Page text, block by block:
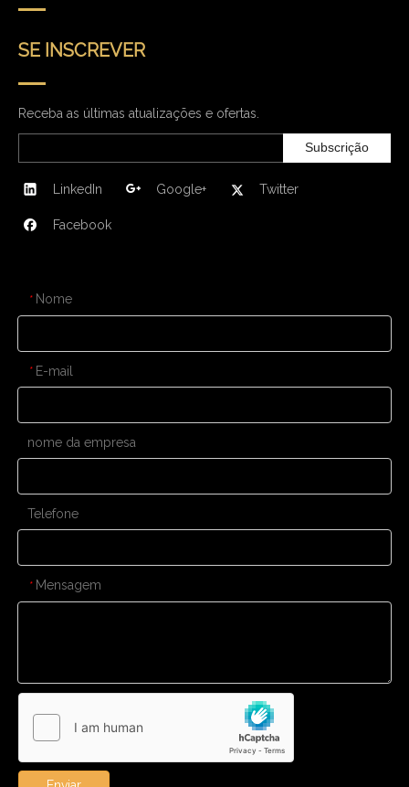
SE INSCREVER
Receba as últimas atualizações e ofertas.
Subscrição
LinkedIn Google+ Twitter
Facebook
* Nome
* E-mail
nome da empresa
Telefone
* Mensagem